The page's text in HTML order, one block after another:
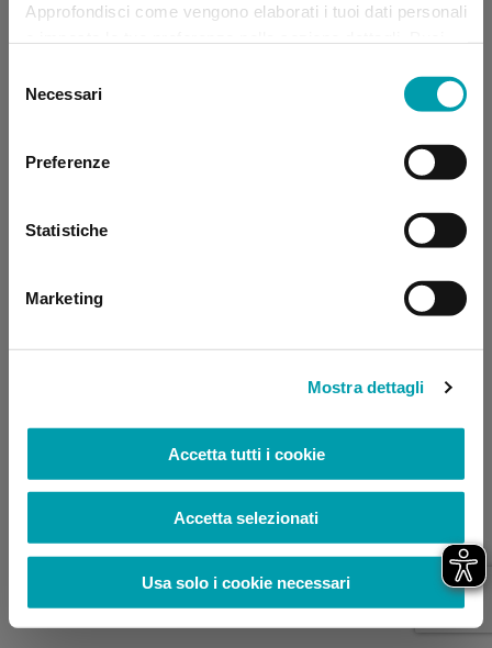
Approfondisci come vengono elaborati i tuoi dati personali
momento dalla Dichiarazione sui “
delNecessari
Preferenze
Statistiche
Marketing
Mostra dettagli
Accetta tutti i cookie
Accetta selezionati
Usa solo i cookie necessari
Application error: a client-side exception has occurred (see the
browser console for more information)